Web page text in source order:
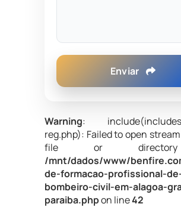
Enviar
Warning:
reg.php): Failed to open
file or
/mnt/dados/www/
de-formacao-profissional-
bombeiro-civil-em-alagoa-
paraiba.phpon line42